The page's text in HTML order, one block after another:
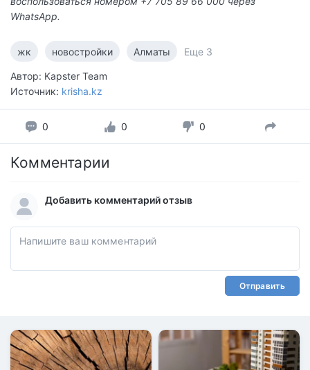
WhatsApp.
жк новостройки Алматы Еще 3
Автор: Kapster Team
Источник: krisha.kz
0 0 0
Комментарии
Добавить комментарий отзыв
Отправить